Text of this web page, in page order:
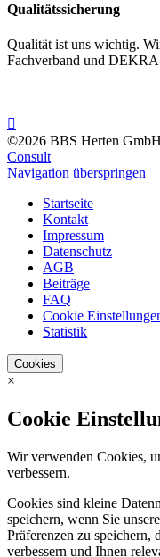
Qualitätssicherung
Qualität ist uns wichtig.
Fachverband und
©2026 BBS Herten
Consult
Navigation überspringen
Startseite
Kontakt
Impressum
Datenschutz
AGB
Beiträge
FAQ
Cookie
Statistik
Cookies
×
Cookie
Wir verwenden Cookies,
verbessern.
Cookies sind kleine
speichern, wenn Sie
Präferenzen zu speichern,
verbessern und Ihnen